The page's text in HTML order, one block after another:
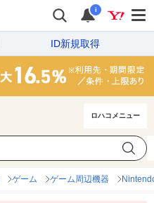
i
ID新規取得
ロハコメニュー
ゲーム ゲーム周辺機器